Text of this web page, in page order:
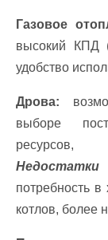
Газовое
высокий КПД
удобство
Дрова:
выборе
ресурсов,
Недостатки
потребность
котлов, более